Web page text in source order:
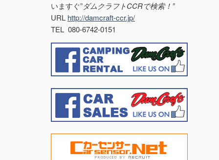
いますぐ”ダムクラフトCCRで検索！”
URL http://damcraft-ccr.jp/
TEL 080-6742-0151